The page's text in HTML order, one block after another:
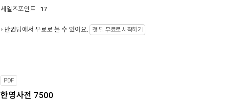
세일즈포인트 : 17
만권당에서 무료로 볼 수 있어요. 첫 달 무료로 시작하기
PDF
한영사전 7500